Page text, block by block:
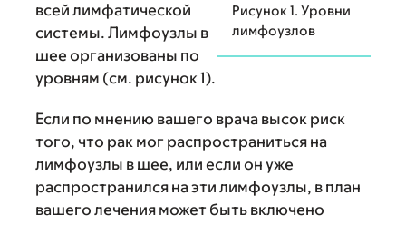
Рисунок 1. Уровни
лимфоузлов
всей лимфатической
системы. Лимфоузлы в
шее организованы по
уровням (см. рисунок 1).
Если по мнению вашего врача высок риск
того, что рак мог распространиться на
лимфоузлы в шее, или если он уже
распространился на эти лимфоузлы, в план
вашего лечения может быть включено